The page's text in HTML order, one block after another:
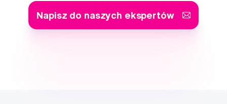
Napisz do naszych ekspertów